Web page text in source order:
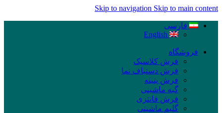
Skip to navigation Skip to main content
فارسی
English
فروشگاه
فرش کلاسیک
فرش دستباف نما
فرش پتینه
گبه ماشینی
فرش فانتزی
گلیم ماشینی